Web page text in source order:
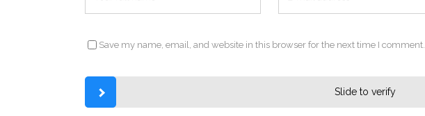
Save my name, email, and website in this browser for the next time I comment.
Slide to verify